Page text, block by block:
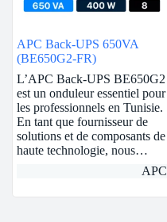
APC Back-UPS 650VA
(BE650G2-FR)
L’APC Back-UPS BE650G2
est un onduleur essentiel pour
les professionnels en Tunisie.
En tant que fournisseur de
solutions et de composants de
haute technologie, nous…
APC